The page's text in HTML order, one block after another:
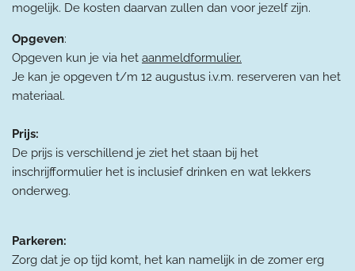
mogelijk. De kosten daarvan zullen dan voor jezelf zijn.
Opgeven:
Opgeven kun je via het aanmeldformulier.
Je kan je opgeven t/m 12 augustus i.v.m. reserveren van het
materiaal.
Prijs:
De prijs is verschillend je ziet het staan bij het
inschrijfformulier het is inclusief drinken en wat lekkers
onderweg.
Parkeren:
Zorg dat je op tijd komt, het kan namelijk in de zomer erg